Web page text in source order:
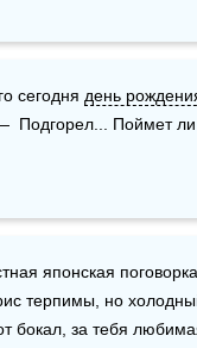
сегодня день
Подгорел... Поймет
японская
терпимы, но
бокал, за тебя